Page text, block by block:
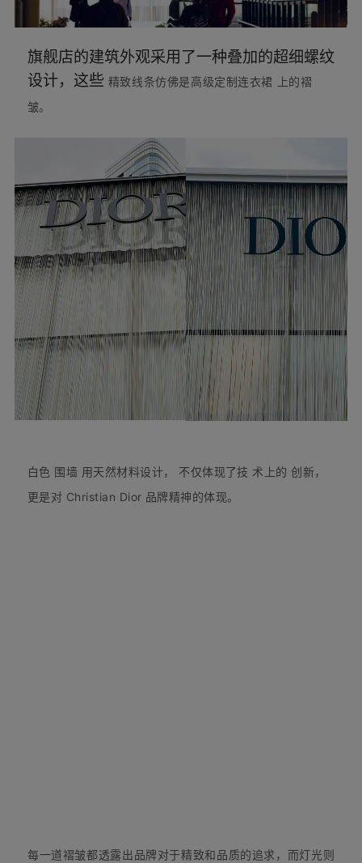
旗舰店的建筑外观采用了一种叠加的超细螺纹
设计，这些 精致线条仿佛是高级定制连衣裙 上的褶
皱。
白色 围墙 用天然材料设计， 不仅体现了技 术上的 创新，
更是对 Christian Dior 品牌精神的体现。
每一道褶皱都透露出品牌对于精致和品质的追求，而灯光则